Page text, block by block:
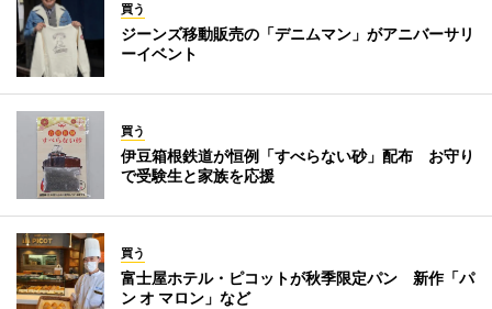
買う
ジーンズ移動販売の「デニムマン」がアニバーサリ
ーイベント
買う
伊豆箱根鉄道が恒例「すべらない砂」配布 お守り
で受験生と家族を応援
買う
富士屋ホテル・ピコットが秋季限定パン 新作「パ
ン オ マロン」など